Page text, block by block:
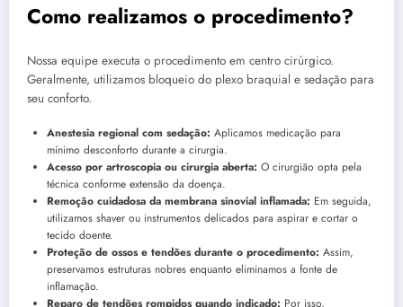
Como realizamos o procedimento?
Nossa equipe executa o procedimento em centro cirúrgico.
Geralmente, utilizamos bloqueio do plexo braquial e sedação para
seu conforto.
Anestesia regional com sedação: Aplicamos medicação para
mínimo desconforto durante a cirurgia.
Acesso por artroscopia ou cirurgia aberta: O cirurgião opta pela
técnica conforme extensão da doença.
Remoção cuidadosa da membrana sinovial inflamada: Em seguida,
utilizamos shaver ou instrumentos delicados para aspirar e cortar o
tecido doente.
Proteção de ossos e tendões durante o procedimento: Assim,
preservamos estruturas nobres enquanto eliminamos a fonte de
inflamação.
Reparo de tendões rompidos quando indicado: Por isso,